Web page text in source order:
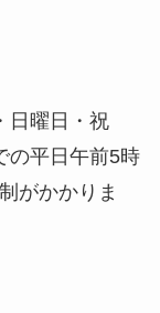
日曜日・祝
の平日午前5時
がかかりま